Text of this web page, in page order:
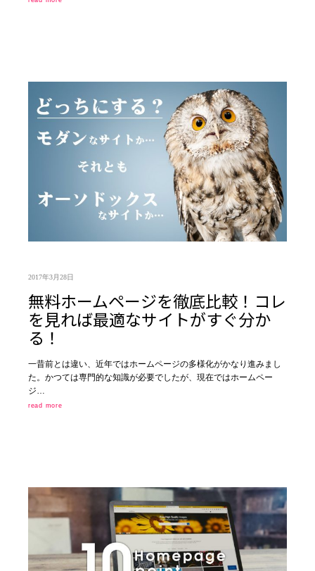
2017年3月28日
無料ホームページを徹底比較！コレ
を見れば最適なサイトがすぐ分か
る！
一昔前とは違い、近年ではホームページの多様化がかなり進みまし
た。かつては専門的な知識が必要でしたが、現在ではホームペー
ジ…
read more